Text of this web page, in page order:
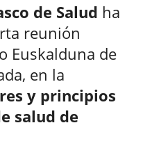
de Salud ha
reunión
Euskalduna de
en la
y principios
salud de